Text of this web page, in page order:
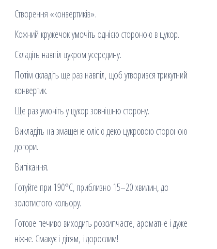
Створення «конвертиків».
Кожний кружечок умочіть однією стороною в цукор.
Складіть навпіл цукром усередину.
Потім складіть ще раз навпіл, щоб утворився трикутний
конвертик.
Ще раз умочіть у цукор зовнішню сторону.
Викладіть на змащене олією деко цукровою стороною
догори.
Випікання.
Готуйте при 190°C, приблизно 15–20 хвилин, до
золотистого кольору.
Готове печиво виходить розсипчасте, ароматне і дуже
ніжне. Смакує і дітям, і дорослим!